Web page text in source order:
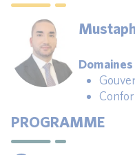
PROGRAMME